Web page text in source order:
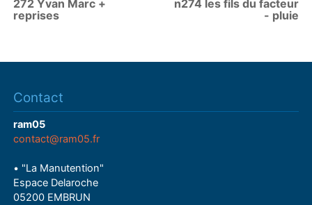
272 Yvan Marc +
reprises
n274 les fils du facteur
- pluie
Contact
ram05
contact@ram05.fr
• "La Manutention"
Espace Delaroche
05200 EMBRUN